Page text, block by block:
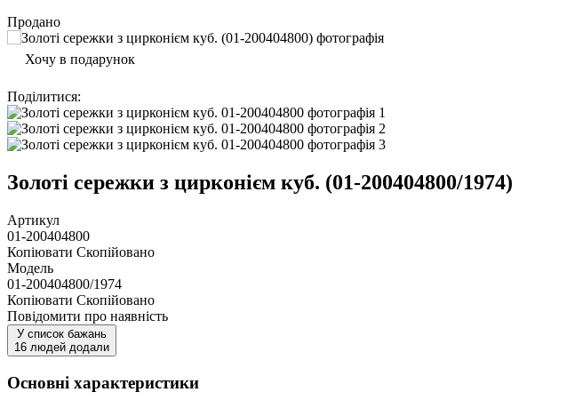
Продано
Хочу в подарунок
Поділитися:
Золоті сережки з цирконієм куб. (01-200404800/1974)
Артикул
01-200404800
Копіювати Скопійовано
Модель
01-200404800/1974
Копіювати Скопійовано
Повідомити про наявність
У список бажань
16 людей додали
Основні характеристики